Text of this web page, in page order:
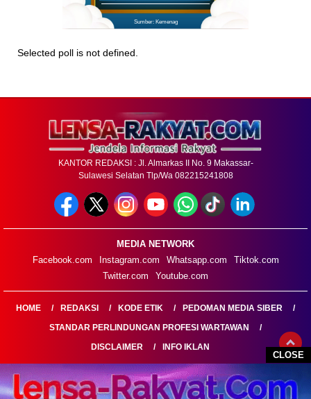
CLOSE
Sumber: Kemenag
Selected poll is not defined.
KANTOR REDAKSI : Jl. Almarkas II No. 9 Makassar-
Sulawesi Selatan Tlp/Wa 082215241808
MEDIA NETWORK
Facebook.com
Instagram.com Whatsapp.com
Tiktok.com
Twitter.com
Youtube.com
HOME REDAKSI KODE ETIK
PEDOMAN MEDIA SIBER
STANDAR PERLINDUNGAN PROFESI WARTAWAN
DISCLAIMER
INFO IKLAN
LENSARAKYAT.COM@2026